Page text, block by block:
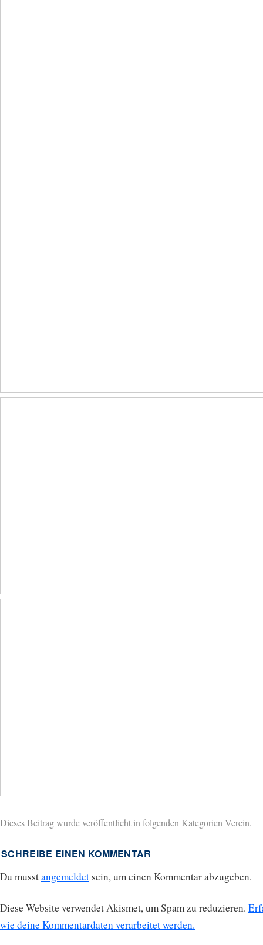
Dieses Beitrag wurde veröffentlicht in folgenden KategorienVerein.
SCHREIBE EINEN KOMMENTAR
Du musstangemeldet sein, um einen Kommentar abzugeben.
Diese Website verwendet Akismet, um Spam zu reduzieren.
wie deine Kommentardaten verarbeitet werden.